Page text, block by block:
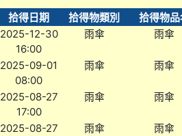
拾得日期 拾得物類別
拾得物品
2025-12-30
16:00
雨傘 雨傘
2025-09-01
08:00
雨傘 雨傘
2025-08-27
17:00
雨傘 雨傘
2025-08-27
雨傘 雨傘